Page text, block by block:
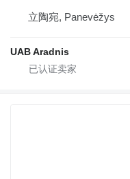
立陶宛, Panevėžys
UAB Aradnis